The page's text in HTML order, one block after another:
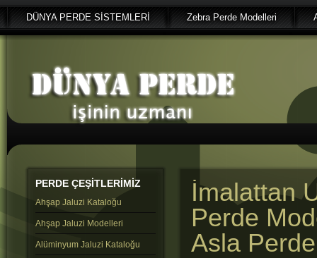
DÜNYA PERDE SİSTEMLERİ Zebra Perde Modelleri
İmalattan
Perde
Asla Perde
PERDE ÇEŞİTLERİMİZ
Ahşap Jaluzi Kataloğu
Ahşap Jaluzi Modelleri
Alüminyum Jaluzi Kataloğu